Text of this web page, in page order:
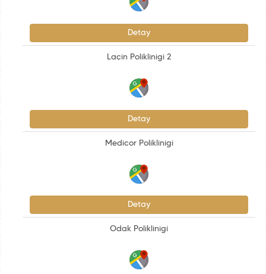
Detay
Laçin Poliklinigi 2
Detay
Medicor Poliklinigi
Detay
Odak Poliklinigi